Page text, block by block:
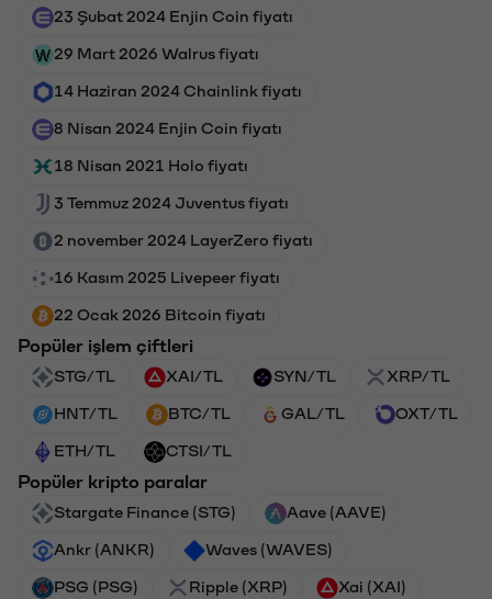
23 Şubat 2024 Enjin Coin fiyatı
29 Mart 2026 Walrus fiyatı
14 Haziran 2024 Chainlink fiyatı
8 Nisan 2024 Enjin Coin fiyatı
18 Nisan 2021 Holo fiyatı
3 Temmuz 2024 Juventus fiyatı
2 november 2024 LayerZero fiyatı
16 Kasım 2025 Livepeer fiyatı
22 Ocak 2026 Bitcoin fiyatı
Popüler işlem çiftleri
STG/TL XAI/TL SYN/TL XRP/TL
HNT/TL BTC/TL GAL/TL OXT/TL
ETH/TL CTSI/TL
Popüler kripto paralar
Stargate Finance (STG) Aave (AAVE)
Ankr (ANKR) Waves (WAVES)
PSG (PSG) Ripple (XRP) Xai (XAI)